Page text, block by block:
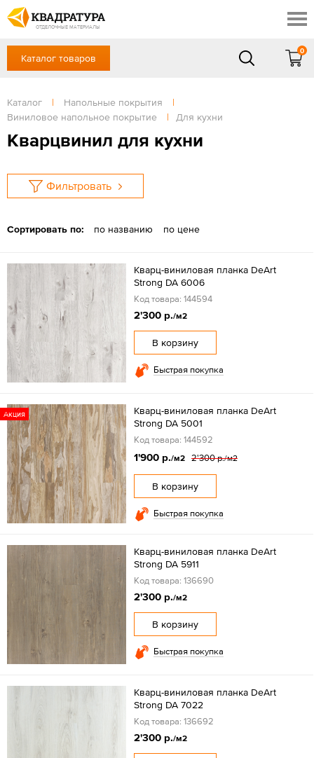
ОТДЕЛОЧНЫЕ МАТЕРИАЛЫ
Скидки
Контакты
Доставка и оплата
Готовые решения
Отзывы
+7 (863) 303-36-23
Сб, Вс — выходной
ЗАКАЗАТЬ ЗВОНОК
Вход / Регистрация
Каталог товаров
0
Каталог | Напольные покрытия
|
Виниловое напольное покрытие
| Для кухни
Кварцвинил для кухни
Фильтровать
Сортировать по: по названию по цене
Кварц-виниловая планка DeArt
Strong DA 6006
Код товара: 144594
2'300 р./м2
В корзину
Быстрая покупка
Акция
Кварц-виниловая планка DeArt
Strong DA 5001
Код товара: 144592
1'900 р./м2 2'300 р./м2
В корзину
Быстрая покупка
Кварц-виниловая планка DeArt
Strong DA 5911
Код товара: 136690
2'300 р./м2
В корзину
Быстрая покупка
Кварц-виниловая планка DeArt
Strong DA 7022
Код товара: 136692
2'300 р./м2